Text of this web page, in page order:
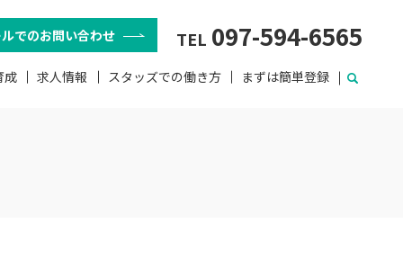
でのお問い合わせ TEL 097-594-6565
成 求人情報 スタッズでの働き方 まずは簡単登録